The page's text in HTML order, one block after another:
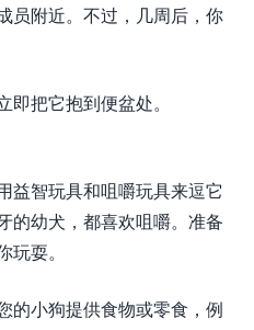
员附近。不过，几周后，你
把它抱到便盆处。
益智玩具和咀嚼玩具来逗它
的幼犬，都喜欢咀嚼。准备
耍。
的小狗提供食物或零食，例